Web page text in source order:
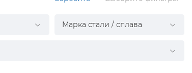
Марка стали / сплава